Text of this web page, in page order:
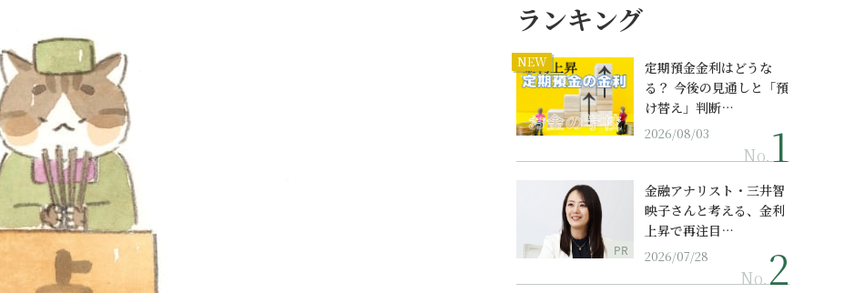
ランキング
NEW
定期預金金利はどうな
る？ 今後の見通しと「預
け替え」判断…
2026/08/03
No.
PR
金融アナリスト・三井智
映子さんと考える、金利
上昇で再注目…
2026/07/28
No.